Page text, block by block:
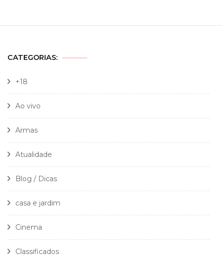
CATEGORIAS:
+18
Ao vivo
Armas
Atualidade
Blog / Dicas
casa e jardim
Cinema
Classificados